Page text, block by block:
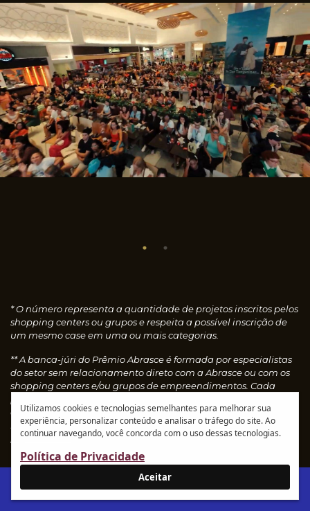
* O número representa a quantidade de projetos inscritos pelos
shopping centers ou grupos e respeita a possível inscrição de
um mesmo case em uma ou mais categorias.
** A banca-júri do Prêmio Abrasce é formada por especialistas
do setor sem relacionamento direto com a Abrasce ou com os
shopping centers e/ou grupos de empreendimentos. Cada
concedendo notas, que são calculadas automaticamente e
resultam nos vencedores de cada categoria.Leia o
regulamento
IR AO SITE ABRASCE
Utilizamos cookies e tecnologias semelhantes para melhorar sua
experiência, personalizar conteúdo e analisar o tráfego do site. Ao
continuar navegando, você concorda com o uso dessas tecnologias.
Política de Privacidade
Aceitar